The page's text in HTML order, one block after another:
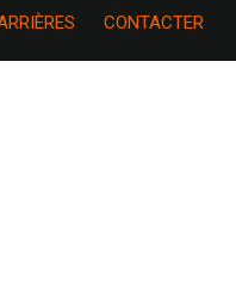
CONTACTER